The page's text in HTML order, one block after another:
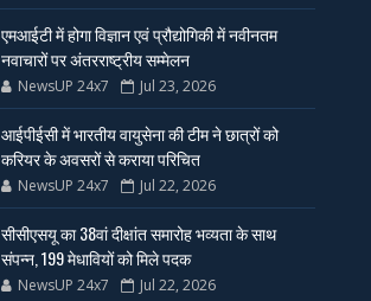
एमआईटी में होगा विज्ञान एवं प्रौद्योगिकी में नवीनतम
नवाचारों पर अंतरराष्ट्रीय सम्मेलन
NewsUP 24x7 Jul 23, 2026
आईपीईसी में भारतीय वायुसेना की टीम ने छात्रों को
करियर के अवसरों से कराया परिचित
NewsUP 24x7 Jul 22, 2026
सीसीएसयू का 38वां दीक्षांत समारोह भव्यता के साथ
संपन्न, 199 मेधावियों को मिले पदक
NewsUP 24x7 Jul 22, 2026